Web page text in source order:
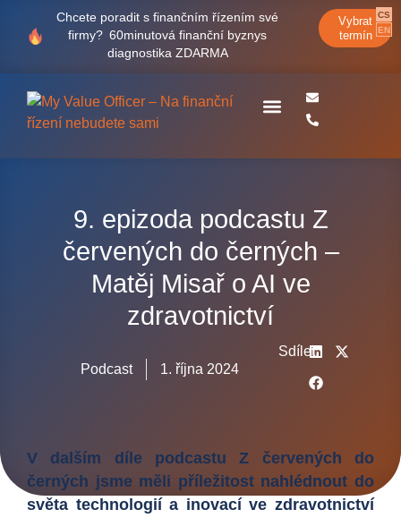
Chcete poradit s finančním řízením své
firmy?60minutová finanční byznys
diagnostika ZDARMA
Vybrat
termín
CS
EN
9. epizoda podcastu Z
červených do černých –
Matěj Misař o AI ve
zdravotnictví
Podcast 1. října 2024
Sdílet
V dalším díle podcastu Z červených do
černých jsme měli příležitost nahlédnout do
světa technologií a inovací ve zdravotnictví